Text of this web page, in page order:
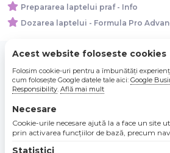
Prepararea laptelui praf - Info
Dozarea laptelui - Formula Pro
© 2026 Bebe Nou Online
Toate preturile sunt exprimate in lei
sunt valabile in limita stocului
Acest website foloseste cookies
Folosim cookie-uri pentru a îmbunătăți
cum folosește Google datele tale aici: Google
Responsibility. Află mai mult
Necesare
Cookie-urile necesare ajută la a face un site
prin activarea funcţiilor de bază, precum
Statistici